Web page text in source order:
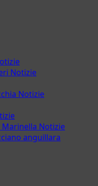
Notizie
Notizie
Marinella Notizie
anguillara